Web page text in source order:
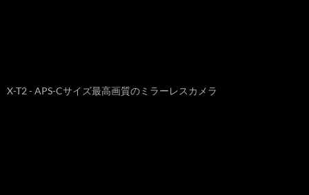
X-T2 - APS-Cサイズ最高画質のミラーレスカメラ